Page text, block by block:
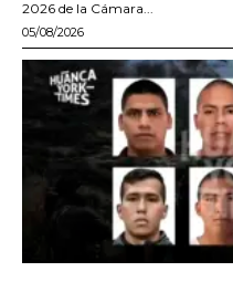
2026 de la Cámara...
05/08/2026